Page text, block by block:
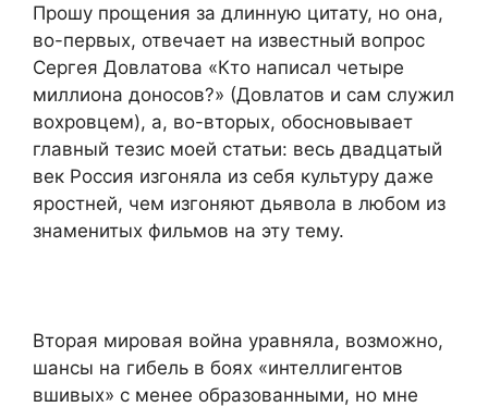
Прошу прощения за длинную цитату, но она,
во-первых, отвечает на известный вопрос
Сергея Довлатова «Кто написал четыре
миллиона доносов?» (Довлатов и сам служил
вохровцем), а, во-вторых, обосновывает
главный тезис моей статьи: весь двадцатый
век Россия изгоняла из себя культуру даже
яростней, чем изгоняют дьявола в любом из
знаменитых фильмов на эту тему.
Вторая мировая война уравняла, возможно,
шансы на гибель в боях «интеллигентов
вшивых» с менее образованными, но мне